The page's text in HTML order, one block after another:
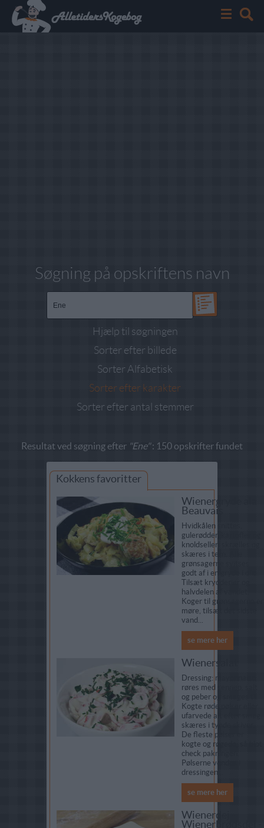
Søgning på opskriftens navn
Hjælp til søgningen
Sorter efter billede
Sorter Alfabetisk
Sorter efter karakter
Sorter efter antal stemmer
Resultat ved søgning efter "Ene": 150 opskrifter fundet
Kokkens favoritter
Wienergryde ala
Beauvais
Hvidkålen snittes,
gulerødder, kartofler og
knoldselleri skrælles og
skæres i tern. Alle
grønsagerne svitses
godt af i en gryde i olie.
Tilsæt krydderier og
halvdelen af vandet.
Koger til grønsagerne er
møre, tilsæt det sidste
vand...
se mere her
Wienersalat
Dressing: mayonnaise
røres med sennep, salt
og peber og smages til.
Kogte røde pølser eller
ufarvede alt efter smag.
skæres i tynde skiver.
De fleste pølser er
kogte og røgede, så blot
check pakningen.
Pølserne vendes i
dressingen...
se mere her
Wienerdej -
Wienerbrødsdej -